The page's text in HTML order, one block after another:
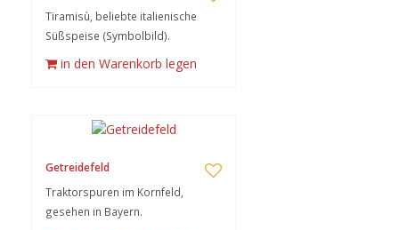
Tiramisù, beliebte italienische
Süßspeise (Symbolbild).
in den Warenkorb legen
Getreidefeld
Traktorspuren im Kornfeld,
gesehen in Bayern.